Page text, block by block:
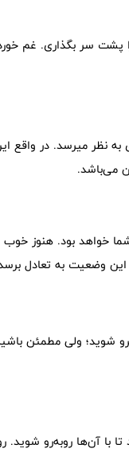
پشت سر بگذاری. غم
نظر میرسد. در واقع
می‌باشد.
خواهد بود. هنوز خوب
وضعیت به تعادل
شوید؛ ولی مطمئن
با آن‌ها روبه‌رو شوید.